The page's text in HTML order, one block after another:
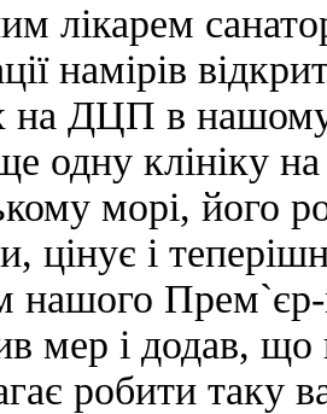
лікарем
намірів
на ДЦП в нашому
одну клініку
морі, його
цінує і
нашого
мер і додав,
робити таку